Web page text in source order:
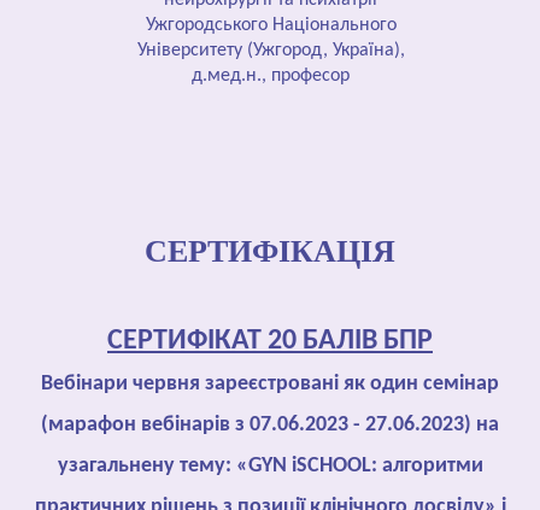
Ужгородського Національного
Університету (Ужгород, Україна),
д.мед.н., професор
СЕРТИФІКАЦІЯ
СЕРТИФІКАТ 20 БАЛІВ БПР
Вебінари червня зареєстровані як один семінар
(марафон вебінарів з 07.06.2023 - 27.06.2023) на
узагальнену тему: «GYN iSCHOOL: алгоритми